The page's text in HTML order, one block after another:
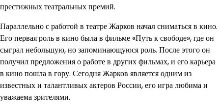
престижных театральных премий.
Параллельно с работой в театре Жарков начал сниматься в кино.
Его первая роль в кино была в фильме «Путь к свободе», где он
сыграл небольшую, но запоминающуюся роль. После этого он
получил предложения о работе в других фильмах, и его карьера
в кино пошла в гору. Сегодня Жарков является одним из
известных и талантливых актеров России, его игра любима и
уважаема зрителями.